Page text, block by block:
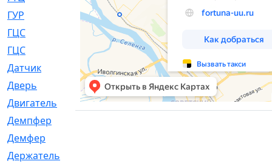
ГУР
[34]
ГЦC
[6]
ГЦС
[74]
Датчик
[969]
Дверь
[249]
Двигатель
[64]
Демпфер
Демфер
Держатель